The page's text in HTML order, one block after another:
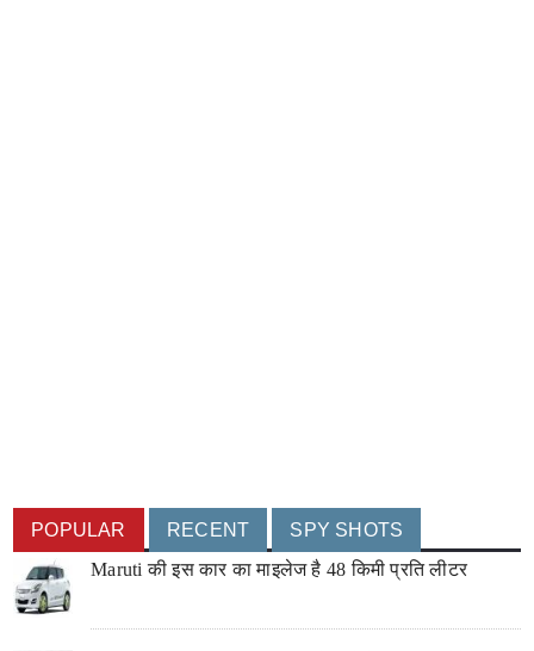
POPULAR RECENT
SPY SHOTS
Maruti की इस कार का माइलेज है 48 किमी प्रति लीटर